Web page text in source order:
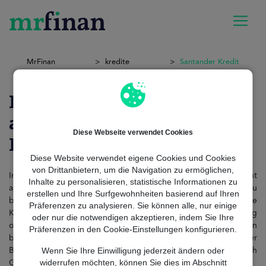
Diese Webseite verwendet Cookies
Diese Website verwendet eigene Cookies und Cookies
von Drittanbietern, um die Navigation zu ermöglichen,
Inhalte zu personalisieren, statistische Informationen zu
erstellen und Ihre Surfgewohnheiten basierend auf Ihren
Präferenzen zu analysieren. Sie können alle, nur einige
oder nur die notwendigen akzeptieren, indem Sie Ihre
Präferenzen in den Cookie-Einstellungen konfigurieren.
Wenn Sie Ihre Einwilligung jederzeit ändern oder
widerrufen möchten, können Sie dies im Abschnitt
MrFinan kredite Santander Kredit
Reicht ein Mietnachweis
aus, um einen Santander
Kredit zu beantragen?
In Deutschland ist ein Mietnachweis allein rechtlich nicht
ausreichend, um die Bonität für einen Santander Kredit final zu
bestätigen, da Banken hierzulande zwingend eine nachhaltige
Kapitaldienstfähigkeit prüfen müssen. Während der Mietvertrag
oder Mietquittungen zwar Ihre festen monatlichen Ausgaben
belegen, verlangen die strengen regulatorischen Vorgaben der
BaFin zusätzlich den Nachweis regelmäßiger Einkünfte durch
Gehaltsabrechnungen oder Rentenbescheide.